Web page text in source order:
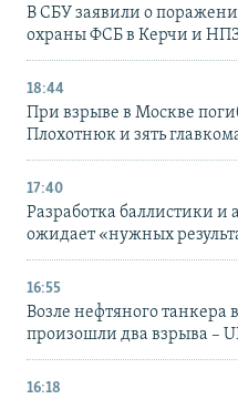
В СБУ заявили о
охраны ФСБ в Керчи и НПЗ
18:44
При взрыве в Москве
Плохотнюк и зять
17:40
Разработка баллистики и
ожидает «нужных
16:55
Возле нефтяного танкера
произошли два взрыва –
16:18